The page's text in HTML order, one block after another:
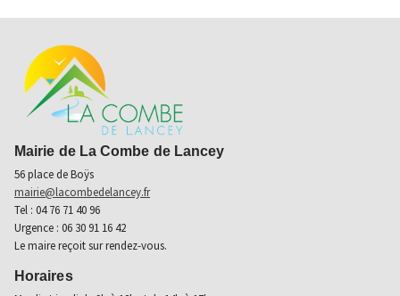
Mairie de La Combe de Lancey
56 place de Boÿs
mairie@lacombedelancey.fr
Tel : 04 76 71 40 96
Urgence : 06 30 91 16 42
Le maire reçoit sur rendez-vous.
Horaires